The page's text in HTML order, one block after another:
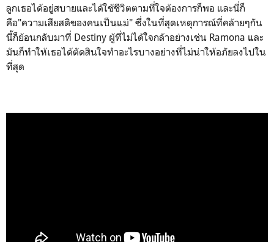
ลูกเธอได้อยู่สบายและได้ใช้ชีวิตตามที่ใจต้องการก็พอ และนี่ก็
คือ"ความเสียสติของคนเป็นแม่" ซึ่งในที่สุดเหตุการณ์ที่คล้ายๆกัน
นี้ก็ย้อนกลับมาที่ Destiny ผู้ที่ไม่ได้ใจกล้าอย่างเช่น Ramona และ
มันก็ทำให้เธอได้ตัดสินใจทำอะไรบางอย่างที่ไม่น่าให้อภัยลงไปใน
ที่สุด